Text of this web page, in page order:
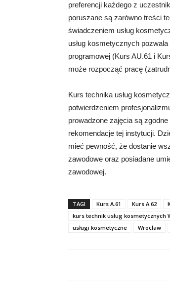
preferencji każdego z
poruszane są zarówno treści
świadczeniem usług
usług kosmetycznych
programowej (Kurs AU.61 i
może rozpocząć pracę
Kurs technika usług
potwierdzeniem
prowadzone zajęcia są
rekomendacje tej instytucji.
mieć pewność, że dostanie
zawodowe oraz posiadane
zawodowej.
TAGI Kurs A.61 Kurs A.62
kurs technik usług kosmetycznych
usługi kosmetyczne
Wrocław